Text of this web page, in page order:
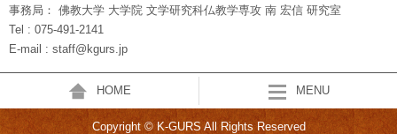
事務局： 佛教大学 大学院 文学研究科仏教学専攻 南 宏信 研究室
Tel : 075-491-2141
E-mail : staff@kgurs.jp
HOME MENU
Copyright © K-GURS All Rights Reserved